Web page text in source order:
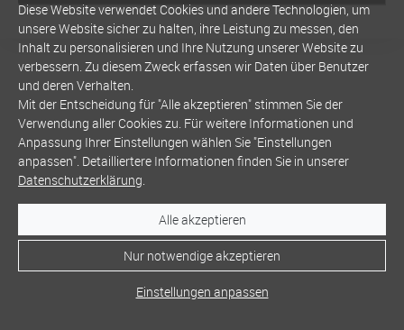
Diese Website verwendet Cookies und andere Technologien, um
unsere Website sicher zu halten, ihre Leistung zu messen, den
Inhalt zu personalisieren und Ihre Nutzung unserer Website zu
verbessern. Zu diesem Zweck erfassen wir Daten über Benutzer
und deren Verhalten.
Mit der Entscheidung für "Alle akzeptieren" stimmen Sie der
Verwendung aller Cookies zu. Für weitere Informationen und
Anpassung Ihrer Einstellungen wählen Sie "Einstellungen
anpassen". Detailliertere Informationen finden Sie in unserer
Datenschutzerklärung.
Alle akzeptieren
Nur notwendige akzeptieren
Einstellungen anpassen